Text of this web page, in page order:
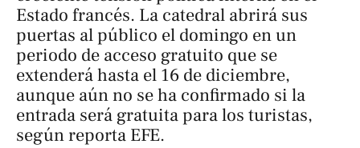
Estado francés. La catedral abrirá sus
puertas al público el domingo en un
periodo de acceso gratuito que se
extenderá hasta el 16 de diciembre,
aunque aún no se ha confirmado si la
entrada será gratuita para los turistas,
según reporta EFE.